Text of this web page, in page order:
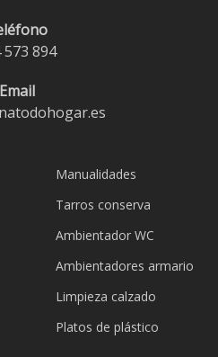
573 894
Email
Manualidades
Tarros conserva
Ambientador WC
Ambientadores armario
Limpieza calzado
Platos de plástico